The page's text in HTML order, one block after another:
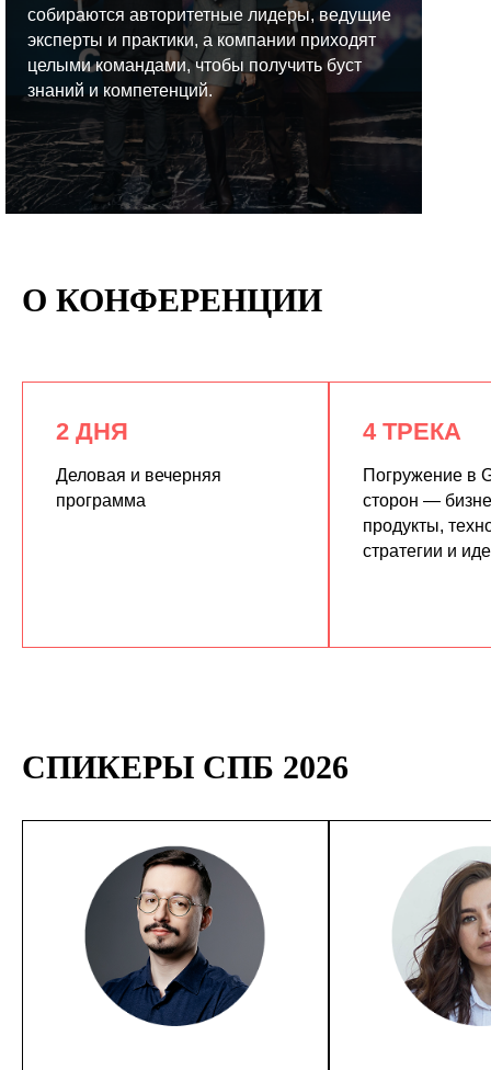
собираются авторитетные лидеры, ведущие
эксперты и практики, а компании приходят
целыми командами, чтобы получить буст
знаний и компетенций.
О КОНФЕРЕНЦИИ
2 ДНЯ
Деловая и вечерняя
программа
4 ТРЕКА
Погружение в
сторон —
продукты,
стратегии и
СПИКЕРЫ СПБ 2026
КУПИТЬ ЗАПИСИ